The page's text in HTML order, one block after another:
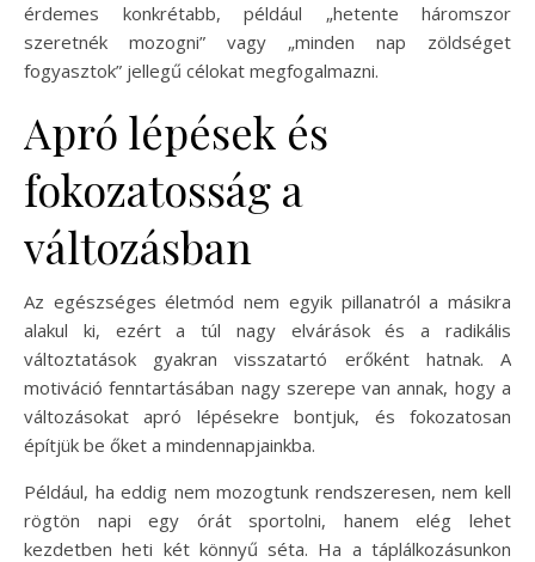
érdemes konkrétabb, például „hetente háromszor
szeretnék mozogni” vagy „minden nap zöldséget
fogyasztok” jellegű célokat megfogalmazni.
Apró lépések és
fokozatosság a
változásban
Az egészséges életmód nem egyik pillanatról a másikra
alakul ki, ezért a túl nagy elvárások és a radikális
változtatások gyakran visszatartó erőként hatnak. A
motiváció fenntartásában nagy szerepe van annak, hogy a
változásokat apró lépésekre bontjuk, és fokozatosan
építjük be őket a mindennapjainkba.
Például, ha eddig nem mozogtunk rendszeresen, nem kell
rögtön napi egy órát sportolni, hanem elég lehet
kezdetben heti két könnyű séta. Ha a táplálkozásunkon